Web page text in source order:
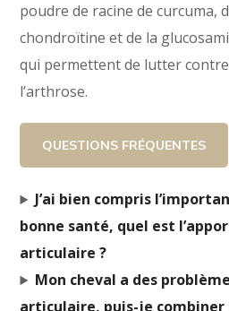
poudre de racine de curcuma,
chondroïtine et de la
qui permettent de lutter
l’arthrose.
QUESTIONS FRÉQUENTES
J’ai bien compris
bonne santé, quel est
articulaire ?
Mon cheval a des
articulaire, puis-je combiner